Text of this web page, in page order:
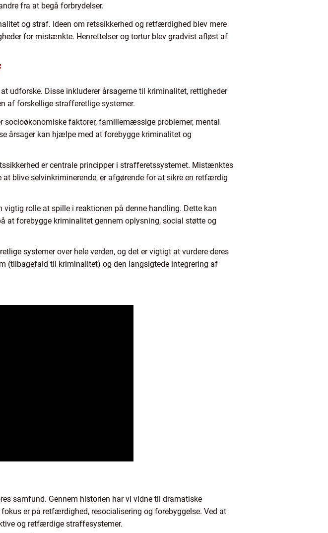
fra at begå forbrydelser.
og straf. Ideen om retssikkerhed og retfærdighed blev mere
for mistænkte. Henrettelser og tortur blev gradvist afløst af
udforske. Disse inkluderer årsagerne til kriminalitet, rettigheder
af forskellige strafferetlige systemer.
socioøkonomiske faktorer, familiemæssige problemer, mental
årsager kan hjælpe med at forebygge kriminalitet og
er centrale principper i strafferetssystemet. Mistænktes
blive selvinkriminerende, er afgørende for at sikre en retfærdig
rolle at spille i reaktionen på denne handling. Dette kan
at forebygge kriminalitet gennem oplysning, social støtte og
systemer over hele verden, og det er vigtigt at vurdere deres
(tilbagefald til kriminalitet) og den langsigtede integrering af
samfund. Gennem historien har vi vidne til dramatiske
er på retfærdighed, resocialisering og forebyggelse. Ved at
og retfærdige straffesystemer.